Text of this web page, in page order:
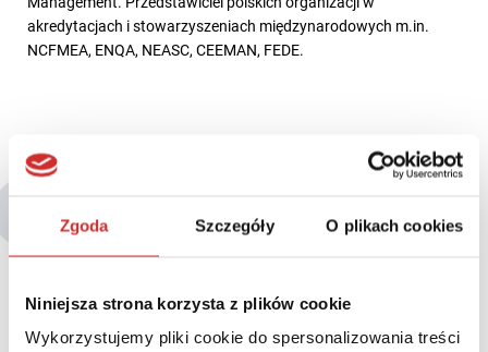
Zgoda Szczegóły O plikach cookies
Niniejsza strona korzysta z plików cookie
Wykorzystujemy pliki cookie do spersonalizowania treści
akredytacjach i stowarzyszeniach międzynarodowych m.in.
NCFMEA, ENQA, NEASC, CEEMAN, FEDE.
Być może zainteresują Cię także: